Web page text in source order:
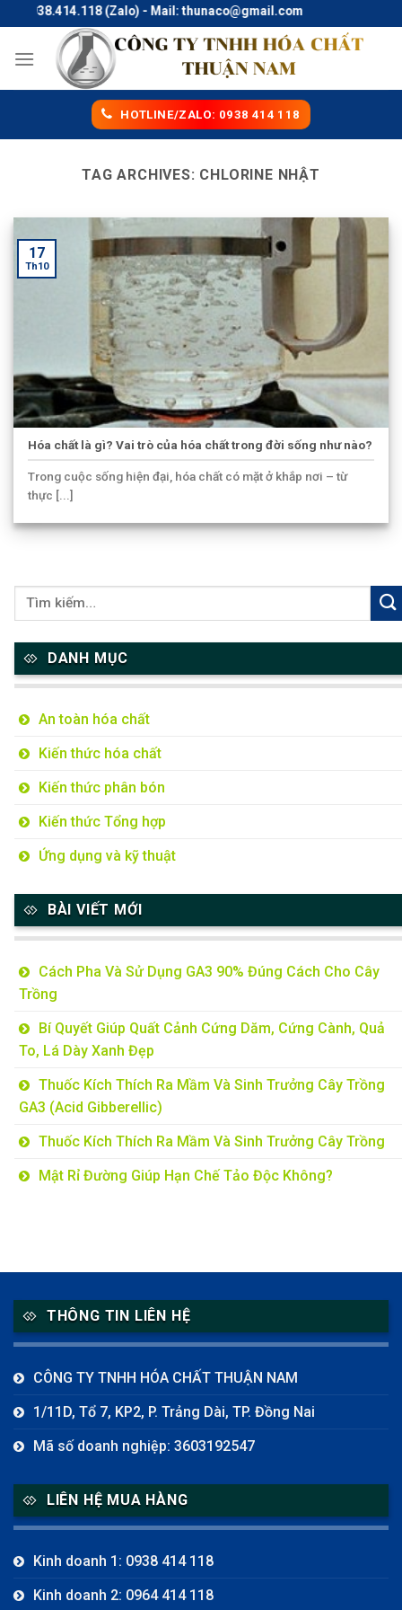
to
content
0938.414.118 (Zalo) - Mail: thunaco@gmail.com
HOTLINE/ZALO: 0938 414 118
TAG ARCHIVES: CHLORINE NHẬT
Hóa chất là gì? Vai trò của hóa chất trong đời sống như nào?
Trong cuộc sống hiện đại, hóa chất có mặt ở khắp nơi – từ
thực [...]
17
Th10
DANH MỤC
An toàn hóa chất
Kiến thức hóa chất
Kiến thức phân bón
Kiến thức Tổng hợp
Ứng dụng và kỹ thuật
BÀI VIẾT MỚI
Cách Pha Và Sử Dụng GA3 90% Đúng Cách Cho Cây
Trồng
Bí Quyết Giúp Quất Cảnh Cứng Dăm, Cứng Cành, Quả
To, Lá Dày Xanh Đẹp
Thuốc Kích Thích Ra Mầm Và Sinh Trưởng Cây Trồng
GA3 (Acid Gibberellic)
Thuốc Kích Thích Ra Mầm Và Sinh Trưởng Cây Trồng
Mật Rỉ Đường Giúp Hạn Chế Tảo Độc Không?
THÔNG TIN LIÊN HỆ
CÔNG TY TNHH HÓA CHẤT THUẬN NAM
1/11D, Tổ 7, KP2, P. Trảng Dài, TP. Đồng Nai
Mã số doanh nghiệp: 3603192547
LIÊN HỆ MUA HÀNG
Kinh doanh 1: 0938 414 118
Kinh doanh 2: 0964 414 118